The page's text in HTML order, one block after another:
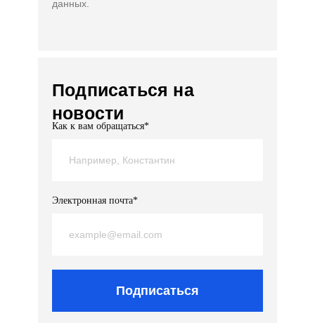
данных.
Подписаться на
новости
Как к вам обращаться*
Электронная почта*
Подписаться